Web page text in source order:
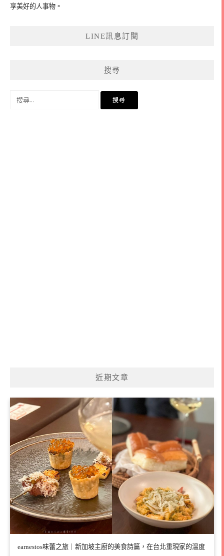
享美好的人事物。
LINE訊息訂閱
搜尋
近期文章
earnestos味蕾之旅｜新加坡主廚的美食詩篇，在台北重現家的溫度